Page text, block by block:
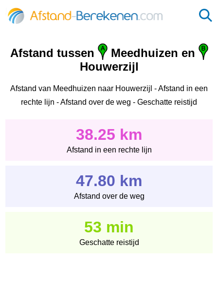
Afstand tussen
Meedhuizen en
Houwerzijl
Afstand van Meedhuizen naar Houwerzijl - Afstand in een
rechte lijn - Afstand over de weg - Geschatte reistijd
38.25 km
Afstand in een rechte lijn
47.80 km
Afstand over de weg
53 min
Geschatte reistijd